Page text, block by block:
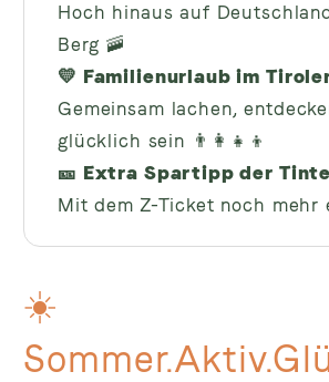
Hoch hinaus auf
Berg 🚠
💛 Familienurlaub im
Gemeinsam lachen,
glücklich sein 👨‍👩‍👧‍👦
🎫 Extra Spartipp der
Mit dem Z-Ticket noch mehr
☀️